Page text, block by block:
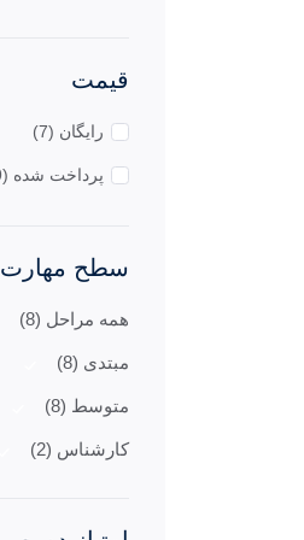
قیمت
رایگان (7)
پرداخت شده (19)
سطح مهارت
همه مراحل (8)
مبتدی (8)
متوسط (8)
کارشناس (2)